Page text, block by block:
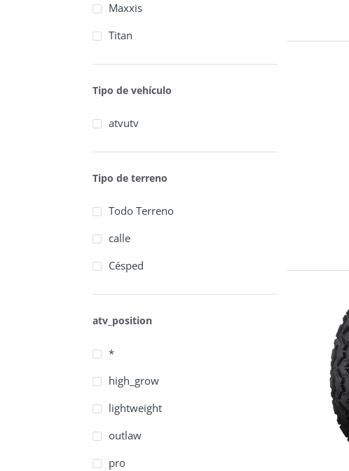
Maxxis
Titan
Tipo de vehículo
atvutv
Tipo de terreno
Todo Terreno
calle
Césped
atv_position
*
high_grow
lightweight
outlaw
pro